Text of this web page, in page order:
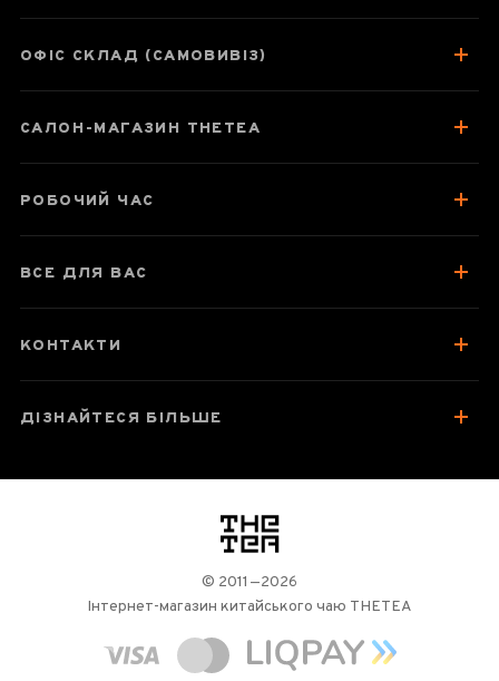
Відгуки чаєманів
ОФІС СКЛАД (САМОВИВІЗ)
САЛОН-МАГАЗИН THETEA
РОБОЧИЙ ЧАС
ВСЕ ДЛЯ ВАС
КОНТАКТИ
ДІЗНАЙТЕСЯ БІЛЬШЕ
логотип
© 2011—2026
Інтернет-магазин китайського чаю THETEA